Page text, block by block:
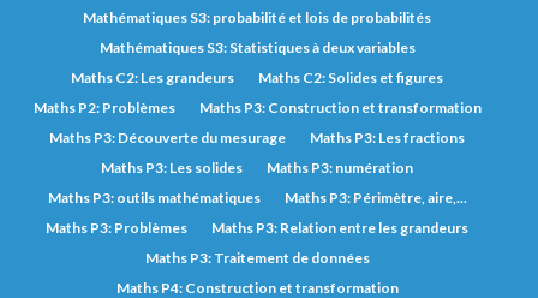
Mathématiques S3: probabilité et lois de probabilités
Mathématiques S3: Statistiques à deux variables
Maths C2: Les grandeurs
Maths C2: Solides et figures
Maths P2: Problèmes
Maths P3: Construction et transformation
Maths P3: Découverte du mesurage
Maths P3: Les fractions
Maths P3: Les solides
Maths P3: numération
Maths P3: outils mathématiques
Maths P3: Périmètre, aire,...
Maths P3: Problèmes
Maths P3: Relation entre les grandeurs
Maths P3: Traitement de données
Maths P4: Construction et transformation